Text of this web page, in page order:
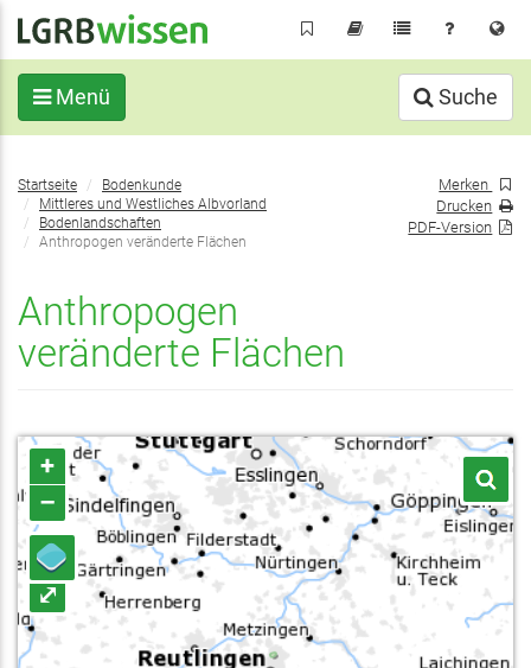
Inhalt
Menü Suche
Sie
befinden
sich
hier:
Startseite
Bodenkunde
Mittleres und Westliches Albvorland
Bodenlandschaften
Anthropogen veränderte Flächen
Anthropogen
veränderte Flächen
Merken
Drucken
PDF-Version
+
–
⤢